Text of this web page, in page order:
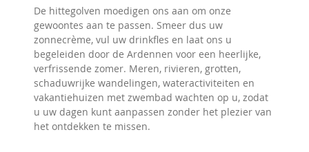
De hittegolven moedigen ons aan om onze
gewoontes aan te passen. Smeer dus uw
zonnecrème, vul uw drinkfles en laat ons u
begeleiden door de Ardennen voor een heerlijke,
verfrissende zomer. Meren, rivieren, grotten,
schaduwrijke wandelingen, wateractiviteiten en
vakantiehuizen met zwembad wachten op u, zodat
u uw dagen kunt aanpassen zonder het plezier van
het ontdekken te missen.